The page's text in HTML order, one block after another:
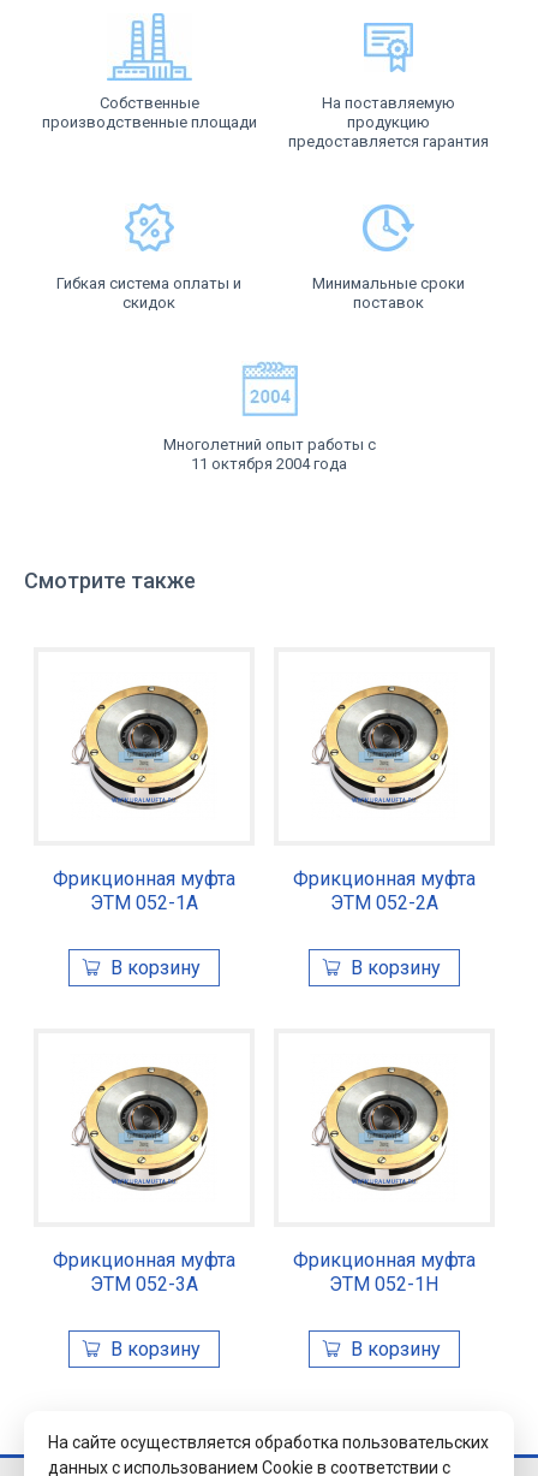
Собственные
производственные площади
На поставляемую
продукцию
предоставляется гарантия
Гибкая система оплаты и
скидок
Минимальные сроки
поставок
Многолетний опыт работы с
11 октября 2004 года
Смотрите также
Фрикционная муфта
ЭТМ 052-1А
Фрикционная муфта
ЭТМ 052-2А
Фрикционная муфта
ЭТМ 052-3А
Фрикционная муфта
ЭТМ 052-1Н
На сайте осуществляется обработка пользовательских
данных с использованием Cookie в соответствии с